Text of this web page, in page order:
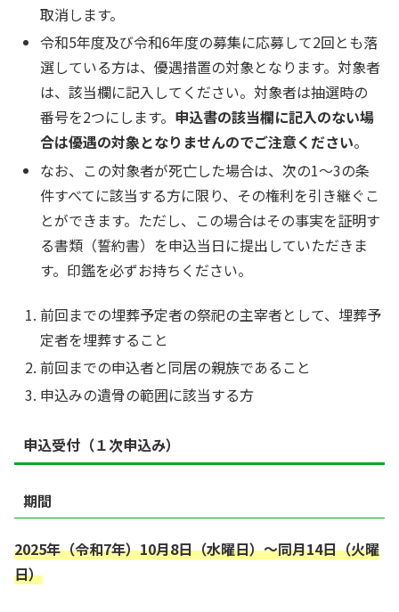
取消します。
令和5年度及び令和6年度の募集に応募して2回とも落
選している方は、優遇措置の対象となります。対象者
は、該当欄に記入してください。対象者は抽選時の
番号を2つにします。 申込書の該当欄に記入のない場
合は優遇の対象となりませんのでご注意ください。
なお、この対象者が死亡した場合は、次の1～3の条
件すべてに該当する方に限り、その権利を引き継ぐこ
とができます。ただし、この場合はその事実を証明す
る書類（誓約書）を申込当日に提出していただきま
す。印鑑を必ずお持ちください。
前回までの埋葬予定者の祭祀の主宰者として、埋葬予
定者を埋葬すること
前回までの申込者と同居の親族であること
申込みの遺骨の範囲に該当する方
申込受付（１次申込み）
期間
2025年（令和7年）10月8日（水曜日）～同月14日（火曜
日）